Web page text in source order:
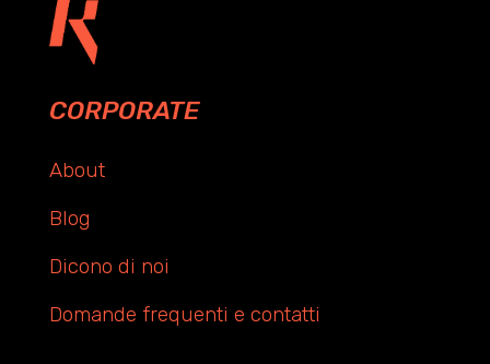
CORPORATE
About
Blog
Dicono di noi
Domande frequenti e contatti